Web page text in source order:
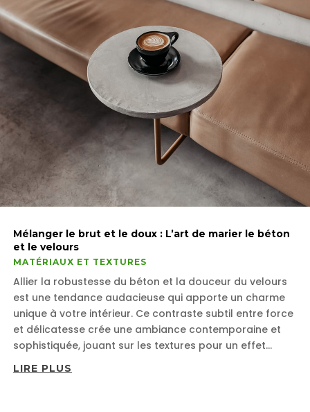
Mélanger le brut et le doux : L’art de marier le béton
et le velours
MATÉRIAUX ET TEXTURES
Allier la robustesse du béton et la douceur du velours
est une tendance audacieuse qui apporte un charme
unique à votre intérieur. Ce contraste subtil entre force
et délicatesse crée une ambiance contemporaine et
sophistiquée, jouant sur les textures pour un effet...
LIRE PLUS